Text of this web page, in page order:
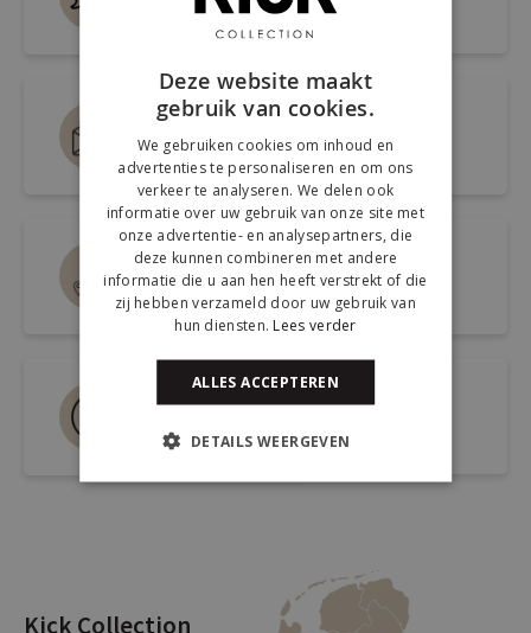
Snel antwoord op je vraag
Mail ons via
info@kickcollection.nl
Route naar de winkel
Open link naar Google Maps
Bel ons 0180-660999
Spreek een medewerker
Kick Collection
Deze website maakt
gebruik van cookies.
We gebruiken cookies om inhoud en
advertenties te personaliseren en om ons
verkeer te analyseren. We delen ook
informatie over uw gebruik van onze site met
onze advertentie- en analysepartners, die
deze kunnen combineren met andere
informatie die u aan hen heeft verstrekt of die
zij hebben verzameld door uw gebruik van
hun diensten. Lees verder
ALLES ACCEPTEREN
DETAILS WEERGEVEN